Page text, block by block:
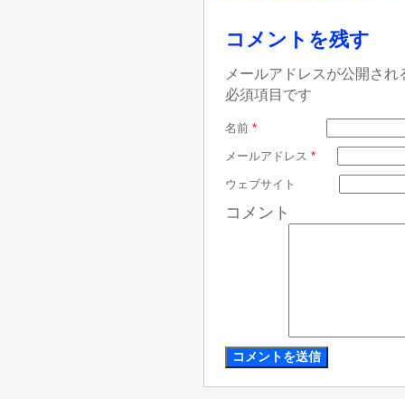
コメントを残す
メールアドレスが公開さ
必須項目です
名前 *
メールアドレス *
ウェブサイト
コメント